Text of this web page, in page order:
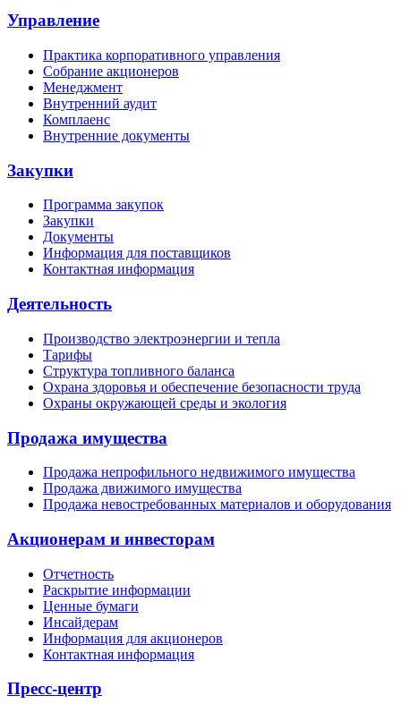
Управление
Практика корпоративного управления
Собрание акционеров
Менеджмент
Внутренний аудит
Комплаенс
Внутренние документы
Закупки
Программа закупок
Закупки
Документы
Информация для поставщиков
Контактная информация
Деятельность
Производство электроэнергии и тепла
Тарифы
Структура топливного баланса
Охрана здоровья и обеспечение безопасности труда
Охраны окружающей среды и экология
Продажа имущества
Продажа непрофильного недвижимого имущества
Продажа движимого имущества
Продажа невостребованных материалов и оборудования
Акционерам и инвесторам
Отчетность
Раскрытие информации
Ценные бумаги
Инсайдерам
Информация для акционеров
Контактная информация
Пресс-центр